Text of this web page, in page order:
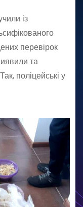
із
перевірок
та
поліцейські у